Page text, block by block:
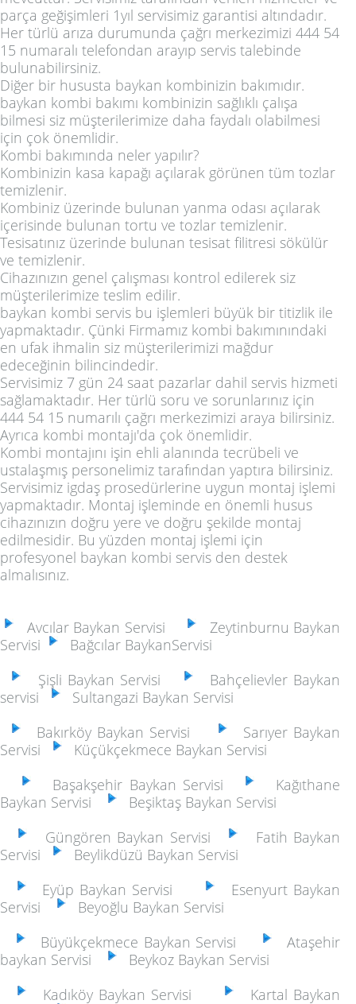
parça geğişimleri 1yıl servisimiz garantisi altındadır.
Her türlü arıza durumunda çağrı merkezimizi 444 54
15 numaralı telefondan arayıp servis talebinde
bulunabilirsiniz.
Diğer bir hususta baykan kombinizin bakımıdır.
baykan kombi bakımı kombinizin sağlıklı çalışa
bilmesi siz müşterilerimize daha faydalı olabilmesi
için çok önemlidir.
Kombi bakımında neler yapılır?
Kombinizin kasa kapağı açılarak görünen tüm tozlar
temizlenir.
Kombiniz üzerinde bulunan yanma odası açılarak
içerisinde bulunan tortu ve tozlar temizlenir.
Tesisatınız üzerinde bulunan tesisat filitresi sökülür
ve temizlenir.
Cihazınızın genel çalışması kontrol edilerek siz
müşterilerimize teslim edilir.
baykan kombi servis bu işlemleri büyük bir titizlik ile
yapmaktadır. Çünki Firmamız kombi bakımınındaki
en ufak ihmalin siz müşterilerimizi mağdur
edeceğinin bilincindedir.
Servisimiz 7 gün 24 saat pazarlar dahil servis hizmeti
sağlamaktadır. Her türlü soru ve sorunlarınız için
444 54 15 numarılı çağrı merkezimizi araya bilirsiniz.
Ayrıca kombi montajı'da çok önemlidir.
Kombi montajını işin ehli alanında tecrübeli ve
ustalaşmış personelimiz tarafından yaptıra bilirsiniz.
Servisimiz igdaş prosedürlerine uygun montaj işlemi
yapmaktadır. Montaj işleminde en önemli husus
cihazınızın doğru yere ve doğru şekilde montaj
edilmesidir. Bu yüzden montaj işlemi için
profesyonel baykan kombi servis den destek
almalısınız.
Avcılar Baykan Servisi
Zeytinburnu Baykan
Servisi
Bağcılar BaykanServisi
Şişli Baykan Servisi
Bahçelievler Baykan
servisi
Sultangazi Baykan Servisi
Bakırköy Baykan Servisi
Sarıyer Baykan
Servisi
Küçükçekmece Baykan Servisi
Başakşehir Baykan Servisi
Kağıthane
Baykan Servisi
Beşiktaş Baykan Servisi
Güngören Baykan Servisi
Fatih Baykan
Servisi
Beylikdüzü Baykan Servisi
Eyüp Baykan Servisi
Esenyurt Baykan
Servisi
Beyoğlu Baykan Servisi
Büyükçekmece Baykan Servisi
Ataşehir
baykan Servisi
Beykoz Baykan Servisi
Kadıköy Baykan Servisi
Kartal Baykan